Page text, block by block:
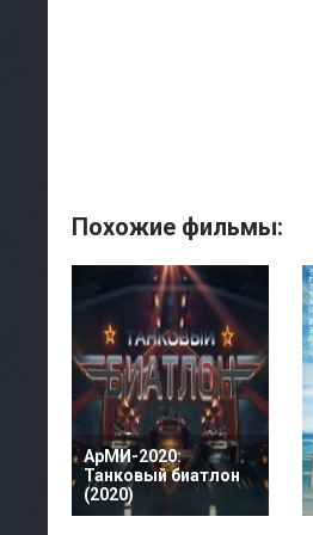
Похожие фильмы:
АрМИ-2020:
Танковый биатлон
(2020)